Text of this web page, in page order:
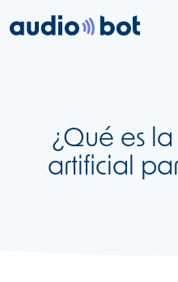
¿Qué es
artificial